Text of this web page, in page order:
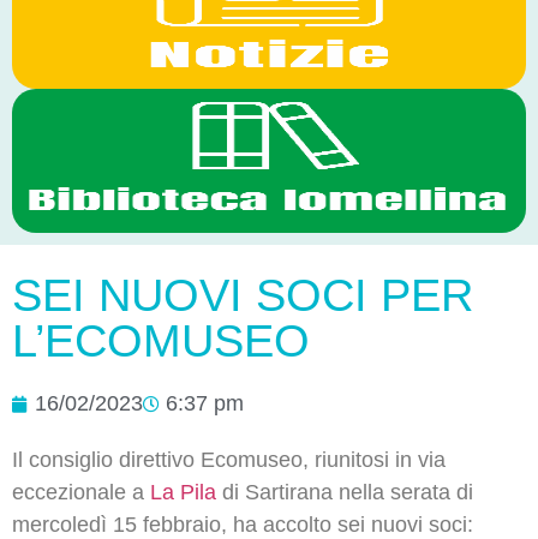
SEI NUOVI SOCI PER
L’ECOMUSEO
16/02/2023 6:37 pm
Il consiglio direttivo Ecomuseo, riunitosi in via
eccezionale a La Pila di Sartirana nella serata di
mercoledì 15 febbraio, ha accolto sei nuovi soci: